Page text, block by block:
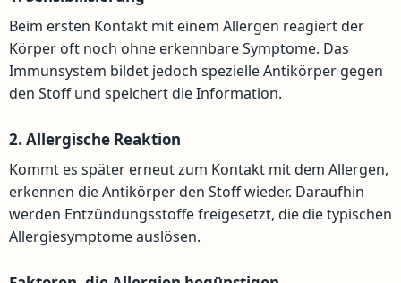
Beim ersten Kontakt mit einem Allergen reagiert der
Körper oft noch ohne erkennbare Symptome. Das
Immunsystem bildet jedoch spezielle Antikörper gegen
den Stoff und speichert die Information.
2. Allergische Reaktion
Kommt es später erneut zum Kontakt mit dem Allergen,
erkennen die Antikörper den Stoff wieder. Daraufhin
werden Entzündungsstoffe freigesetzt, die die typischen
Allergiesymptome auslösen.